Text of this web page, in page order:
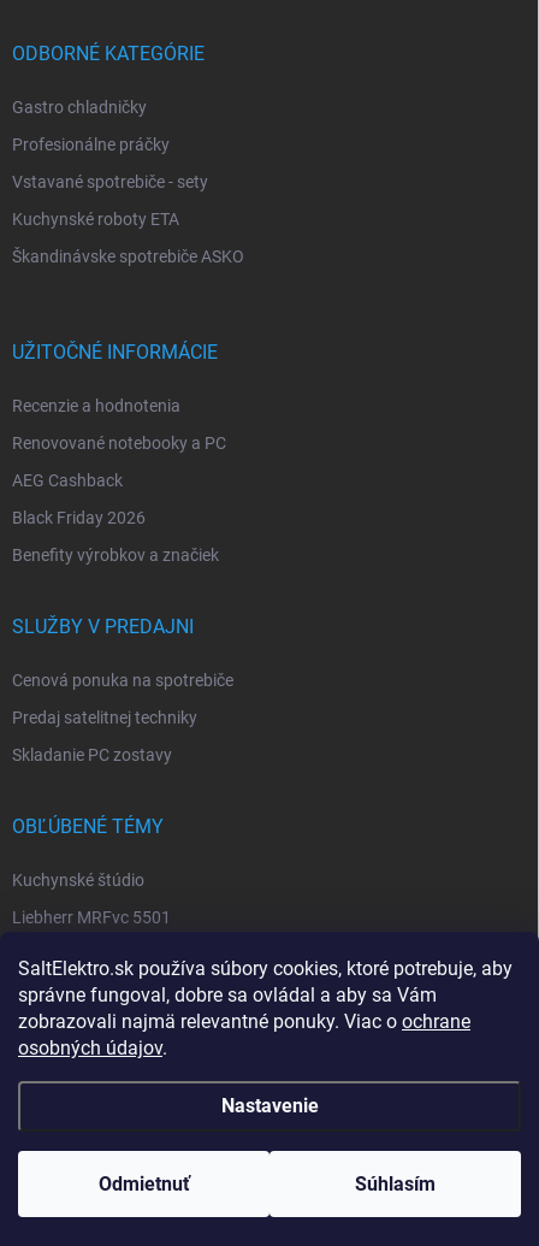
SaltElektro.sk používa súbory cookies, ktoré potrebuje, aby
správne fungoval, dobre sa ovládal a aby sa Vám
zobrazovali najmä relevantné ponuky. Viac o ochrane
osobných údajov.
Nastavenie
Odmietnuť Súhlasím
ODBORNÉ KATEGÓRIE
Gastro chladničky
Profesionálne práčky
Vstavané spotrebiče - sety
Kuchynské roboty ETA
Škandinávske spotrebiče ASKO
UŽITOČNÉ INFORMÁCIE
Recenzie a hodnotenia
Renovované notebooky a PC
AEG Cashback
Black Friday 2026
Benefity výrobkov a značiek
SLUŽBY V PREDAJNI
Cenová ponuka na spotrebiče
Predaj satelitnej techniky
Skladanie PC zostavy
OBĽÚBENÉ TÉMY
Kuchynské štúdio
Liebherr MRFvc 5501
Spotrebiče Miele
Biela technika
Vytvoril Shoptet
Copyright 2026SALT ELEKTRO. Všetky práva vyhradené.Upraviť nastavenie